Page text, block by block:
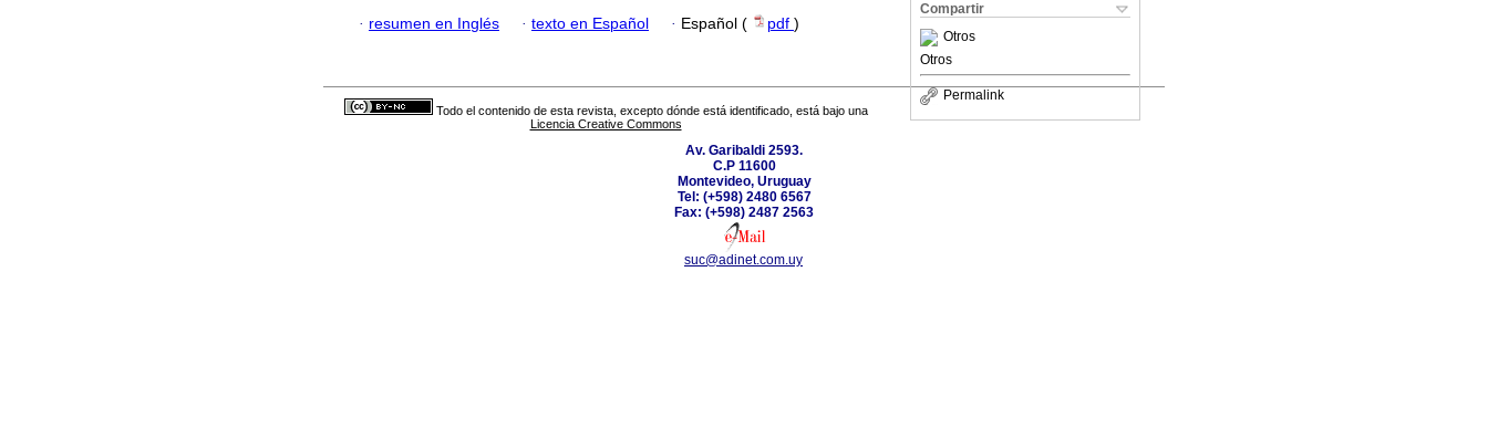
Compartir
Otros
Otros
Permalink
· resumen en Inglés · texto en Español · Español ( pdf )
Todo el contenido de esta revista, excepto dónde está identificado, está bajo una
Licencia Creative Commons
Av. Garibaldi 2593.
C.P 11600
Montevideo, Uruguay
Tel: (+598) 2480 6567
Fax: (+598) 2487 2563
suc@adinet.com.uy